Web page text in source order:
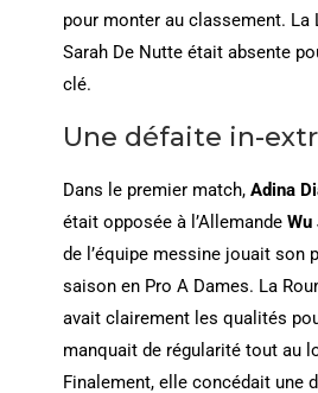
pour monter au classement. La
Sarah De Nutte était absente
clé.
Une défaite in-
Dans le premier match, Adina
était opposée à l’Allemande Wu
de l’équipe messine jouait son
saison en Pro A Dames. La
avait clairement les qualités
manquait de régularité tout au
Finalement, elle concédait une